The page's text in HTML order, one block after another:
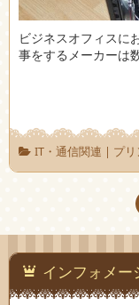
ビジネスオフィスに
事をするメーカーは
IT・通信関連 | プ
インフォメー